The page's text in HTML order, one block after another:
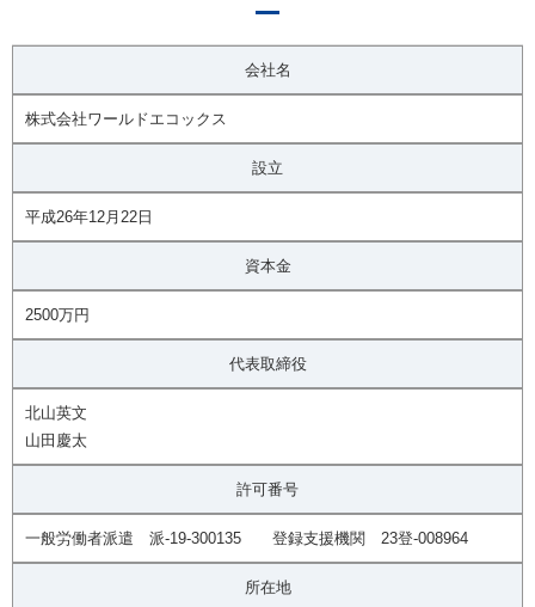
会社名
株式会社ワールドエコックス
設立
平成26年12月22日
資本金
2500万円
代表取締役
北山英文
山田慶太
許可番号
一般労働者派遣 派-19-300135 登録支援機関 23登-008964
所在地